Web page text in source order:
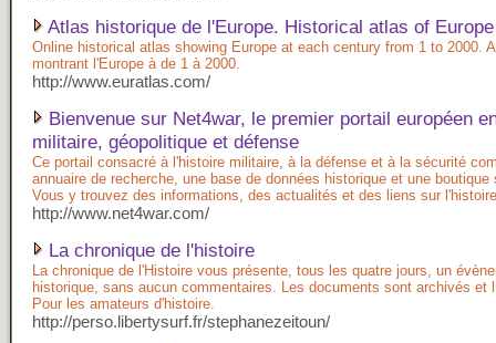
Atlas historique de l'Europe. Historical atlas of Europe
Online historical atlas showing Europe at each century from 1 to 2000.
montrant l'Europe à de 1 à 2000.
http://www.euratlas.com/
Bienvenue sur Net4war, le premier portail européen
militaire, géopolitique et défense
Ce portail consacré à l'histoire militaire, à la défense et à la sécurité
annuaire de recherche, une base de données historique et une boutique
Vous y trouvez des informations, des actualités et des liens sur
http://www.net4war.com/
La chronique de l'histoire
La chronique de l'Histoire vous présente, tous les quatre jours, un
historique, sans aucun commentaires. Les documents sont archivés et
Pour les amateurs d'histoire.
http://perso.libertysurf.fr/stephanezeitoun/